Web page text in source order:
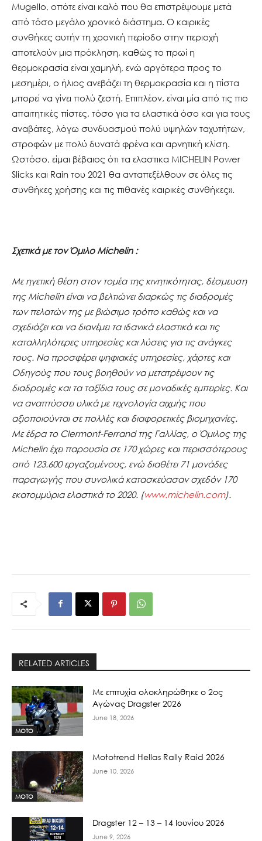
Mugello, οπότε είναι καλό που θα επιστρέψουμε μετά
από τόσο μεγάλο χρονικό διάστημα. Ο καιρικές
συνθήκες αυτήν τη χρονική περίοδο στην περιοχή
αποτελούν μια πρόκληση, καθώς το πρωί η
θερμοκρασία είναι χαμηλή, ενώ αργότερα προς το
μεσημέρι, ο ήλιος ανεβάζει τη θερμοκρασία και η πίστα
μπορεί να γίνει πολύ ζεστή. Επιπλέον, είναι μία από τις πιο
απαιτητικές πίστες, τόσο για τα ελαστικά όσο και για τους
αναβάτες, λόγω συνδυασμού πολύ υψηλών ταχυτήτων,
στροφών με πολύ δυνατά φρένα και αρνητική κλίση.
Ωστόσο, είμαι βέβαιος ότι τα ελαστικα MICHELIN Power
Slicks και Rain του 2021 θα ανταπεξέλθουν σε όλες τις
συνθήκες χρήσης και τις πιθανές καιρικές συνθήκες».
Σχετικά με τον Όμιλο Michelin :
Με ηγετική θέση στον τομέα της κινητικότητας, δέσμευση
της Michelin είναι να βελτιώνει διαρκώς τις διαδρομές
των πελατών της με βιώσιμο τρόπο καθώς και να
σχεδιάζει και να διανέμει τα ιδανικά ελαστικά και τις
καταλληλότερες υπηρεσίες και λύσεις για τις ανάγκες
τους. Να προσφέρει ψηφιακές υπηρεσίες, χάρτες και
Οδηγούς που τους βοηθούν να μετατρέψουν τις
διαδρομές και τα ταξίδια τους σε μοναδικές εμπειρίες. Και
να αναπτύσσει υλικά με τεχνολογία αιχμής που
αξιοποιούνται σε πολλές και διαφορετικές βιομηχανίες.
Με έδρα το Clermont-Ferrand της Γαλλίας, ο Όμιλος της
Michelin έχει παρουσία σε 170 χώρες και περισσότερους
από 123.600 εργαζομένους, ενώ διαθέτει 71 μονάδες
παραγωγής που συνολικά κατασκεύασαν σχεδόν 170
εκατομμύρια ελαστικά το 2020. (www.michelin.com).
RELATED ARTICLES
MOTO
Με επιτυχία ολοκληρώθηκε ο 2ος
Αγώνας Dragster 2026
June 18, 2026
MOTO
Mototrend Hellas Rally Raid 2026
June 10, 2026
Dragster 12 – 13 – 14 Ιουνίου 2026
June 9, 2026